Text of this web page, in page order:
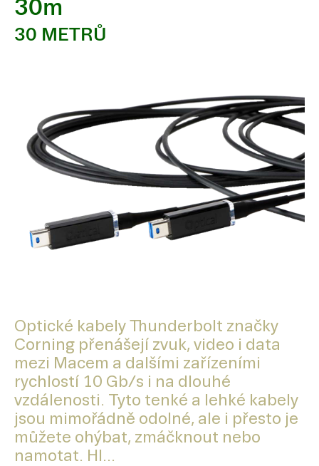
30m
30 METRŮ
Optické kabely Thunderbolt značky
Corning přenášejí zvuk, video i data
mezi Macem a dalšími zařízeními
rychlostí 10 Gb/s i na dlouhé
vzdálenosti. Tyto tenké a lehké kabely
jsou mimořádně odolné, ale i přesto je
můžete ohýbat, zmáčknout nebo
namotat. Hl...